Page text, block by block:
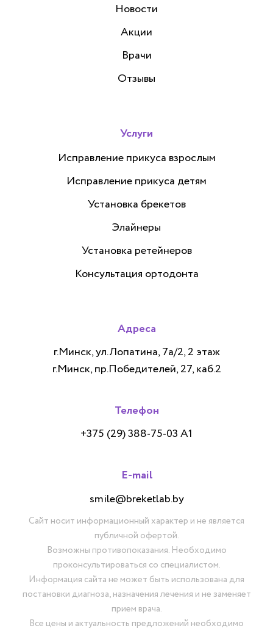
Новости
Акции
Врачи
Отзывы
Услуги
Исправление прикуса взрослым
Исправление прикуса детям
Установка брекетов
Элайнеры
Установка ретейнеров
Консультация ортодонта
Адреса
г.Минск, ул.Лопатина, 7а/2, 2 этаж
г.Минск, пр.Победителей, 27, каб.2
Телефон
+375 (29) 388-75-03 А1
E-mail
smile@breketlab.by
Сайт носит информационный характер и не является
публичной офертой.
Возможны противопоказания. Необходимо
проконсультироваться со специалистом.
Информация сайта не может быть использована для
постановки диагноза, назначения лечения и не заменяет
прием врача.
Все цены и актуальность предложений необходимо